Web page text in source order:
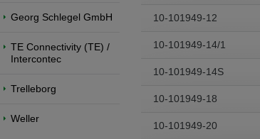
Přepněte na anglickou verzi Zůstaňte v této verzi
We have detected, that your browser prefers another
the English version?
Switch to English version
Georg Schlegel GmbH
TE Connectivity (TE) /
Intercontec
Trelleborg
Weller
10-101949-12
10-101949-14/1
10-101949-14S
10-101949-18
10-101949-20